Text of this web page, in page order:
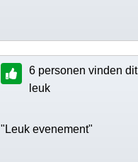
6 personen vinden dit
leuk
"Leuk evenement"